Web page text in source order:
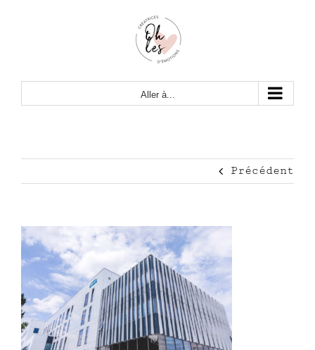
Aller à...
Précédent